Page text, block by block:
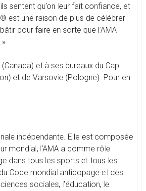
sentent qu’on leur fait confiance, et
est une raison de plus de célébrer
pour faire en sorte que l’AMA
et à ses bureaux du Cap
et de Varsovie (Pologne). Pour en
indépendante. Elle est composée
mondial, l’AMA a comme rôle
dans tous les sports et tous les
Code mondial antidopage et des
sociales, l’éducation, le